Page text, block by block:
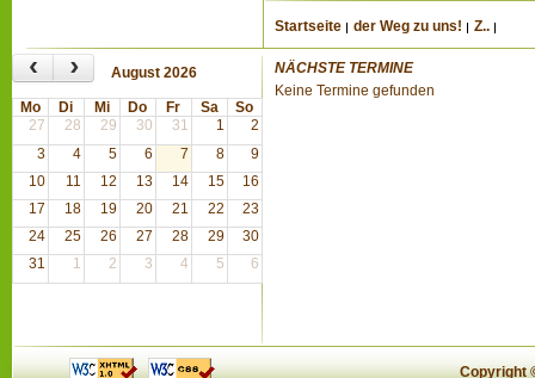
Startseite der Weg zu uns! Z..
‹ › August 2026
Mo Di Mi Do Fr Sa
So
27
28 29 30 31 1
2
3
4 5 6 7 8
9
10
11 12 13 14 15
16
17
18 19 20 21 22
23
24
25 26 27 28 29
30
31
1 2 3 4 5 6
NÄCHSTE TERMINE
Keine Termine gefunden
Copyright